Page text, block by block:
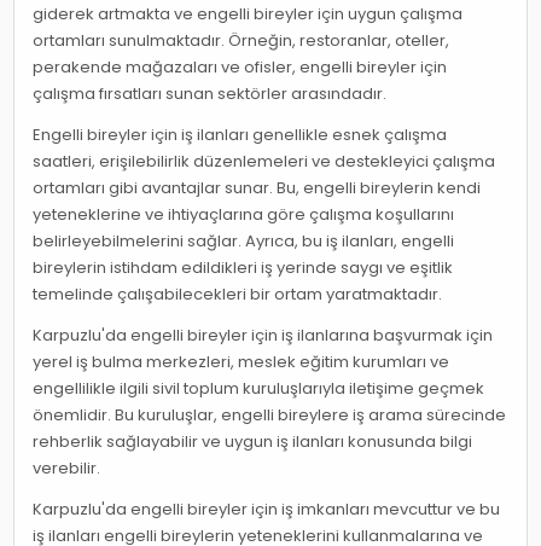
giderek artmakta ve engelli bireyler için uygun çalışma
ortamları sunulmaktadır. Örneğin, restoranlar, oteller,
perakende mağazaları ve ofisler, engelli bireyler için
çalışma fırsatları sunan sektörler arasındadır.
Engelli bireyler için iş ilanları genellikle esnek çalışma
saatleri, erişilebilirlik düzenlemeleri ve destekleyici çalışma
ortamları gibi avantajlar sunar. Bu, engelli bireylerin kendi
yeteneklerine ve ihtiyaçlarına göre çalışma koşullarını
belirleyebilmelerini sağlar. Ayrıca, bu iş ilanları, engelli
bireylerin istihdam edildikleri iş yerinde saygı ve eşitlik
temelinde çalışabilecekleri bir ortam yaratmaktadır.
Karpuzlu'da engelli bireyler için iş ilanlarına başvurmak için
yerel iş bulma merkezleri, meslek eğitim kurumları ve
engellilikle ilgili sivil toplum kuruluşlarıyla iletişime geçmek
önemlidir. Bu kuruluşlar, engelli bireylere iş arama sürecinde
rehberlik sağlayabilir ve uygun iş ilanları konusunda bilgi
verebilir.
Karpuzlu'da engelli bireyler için iş imkanları mevcuttur ve bu
iş ilanları engelli bireylerin yeteneklerini kullanmalarına ve